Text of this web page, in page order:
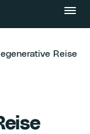
Reise